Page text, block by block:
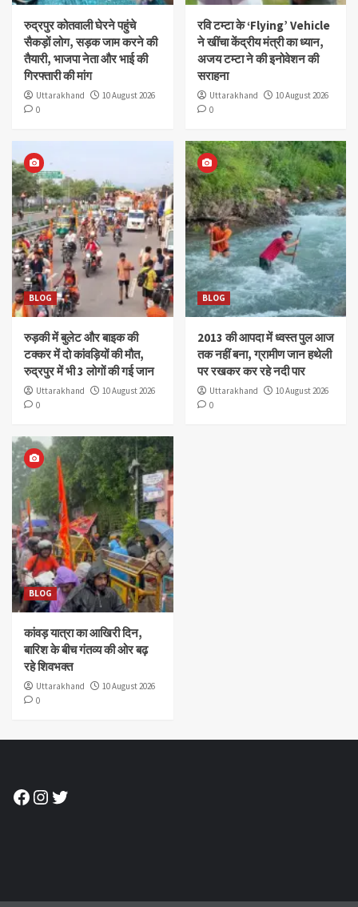
रुद्रपुर कोतवाली घेरने पहुंचे
सैकड़ों लोग, सड़क जाम करने की
तैयारी, भाजपा नेता और भाई की
गिरफ्तारी की मांग
Uttarakhand
10 August 2026
0
रवि टम्टा के ‘Flying’ Vehicle
ने खींचा केंद्रीय मंत्री का ध्यान,
अजय टम्टा ने की इनोवेशन की
सराहना
Uttarakhand
10 August 2026
0
BLOG
रुड़की में बुलेट और बाइक की
टक्कर में दो कांवड़ियों की मौत,
रुद्रपुर में भी 3 लोगों की गई जान
Uttarakhand
10 August 2026
0
BLOG
2013 की आपदा में ध्वस्त पुल आज
तक नहीं बना, ग्रामीण जान हथेली
पर रखकर कर रहे नदी पार
Uttarakhand
10 August 2026
0
BLOG
कांवड़ यात्रा का आखिरी दिन,
बारिश के बीच गंतव्य की ओर बढ़
रहे शिवभक्त
Uttarakhand
10 August 2026
0
Facebook
Instagram
Twitter